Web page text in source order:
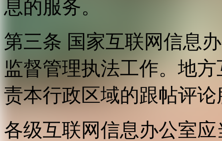
息的服务。
第三条 国家互联网信息
监督管理执法工作。地
责本行政区域的跟帖评
各级互联网信息办公室